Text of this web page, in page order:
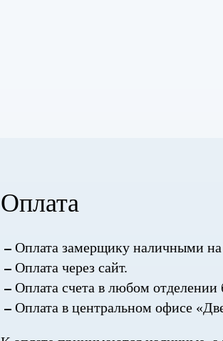
Оплата
Оплата замерщику наличными
Оплата через сайт.
Оплата счета в любом отделении
Оплата в центральном офисе